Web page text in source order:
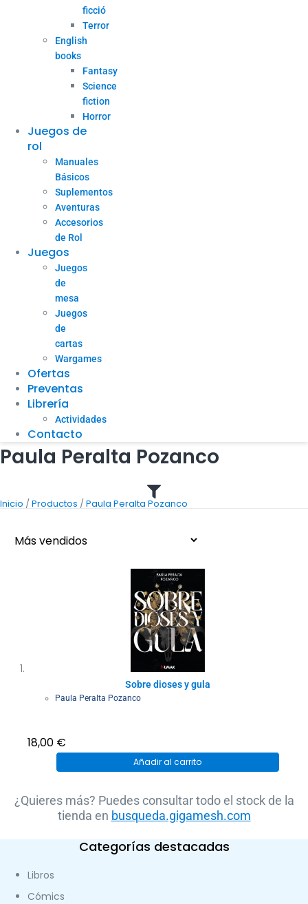
ficció
Terror
English
books
Fantasy
Science
fiction
Horror
Juegos de
rol
Manuales
Básicos
Suplementos
Aventuras
Accesorios
de Rol
Juegos
Juegos
de
mesa
Juegos
de
cartas
Wargames
Ofertas
Preventas
Librería
Actividades
Contacto
Paula Peralta Pozanco
Inicio /Productos /Paula Peralta Pozanco
Sobre dioses y gula
Paula Peralta Pozanco
18,00 €
Añadir al carrito
¿Quieres más? Puedes consultar todo el stock de la
tienda en busqueda.gigamesh.com
Categorías destacadas
Libros
Cómics